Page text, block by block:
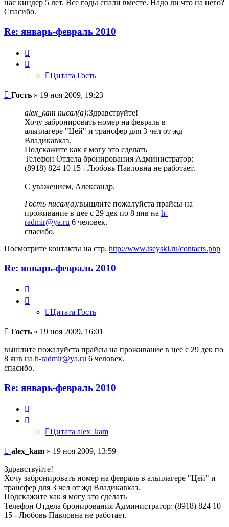
нас киндер 5 лет. Все годы спали вместе. Надо ли что на него?
Спасибо.
Re: январь-февраль 2010
Цитата Гость
Гость » 19 ноя 2009, 19:23
alex_kam писал(а):Здравствуйте!
Хочу забронировать номер на февраль в
альплагере "Цей" и трансфер для 3 чел от жд
Владикавказ.
Подскажите как я могу это сделать
Телефон Отдела бронирования Администратор:
(8918) 824 10 15 - Любовь Павловна не работает.
С уважением, Александр.
Гость писал(а):вышлите пожалуйста прайсы на
проживание в цее с 29 дек по 8 янв на h-
radmir@ya.ru 6 человек.
спасибо.
Посмотрите контакты на стр. http://www.tseyski.ru/contacts.php
Re: январь-февраль 2010
Цитата Гость
Гость » 19 ноя 2009, 16:01
вышлите пожалуйста прайсы на проживание в цее с 29 дек по
8 янв на h-radmir@ya.ru 6 человек.
спасибо.
Re: январь-февраль 2010
Цитата alex_kam
alex_kam » 19 ноя 2009, 13:59
Здравствуйте!
Хочу забронировать номер на февраль в альплагере "Цей" и
трансфер для 3 чел от жд Владикавказ.
Подскажите как я могу это сделать
Телефон Отдела бронирования Администратор: (8918) 824 10
15 - Любовь Павловна не работает.